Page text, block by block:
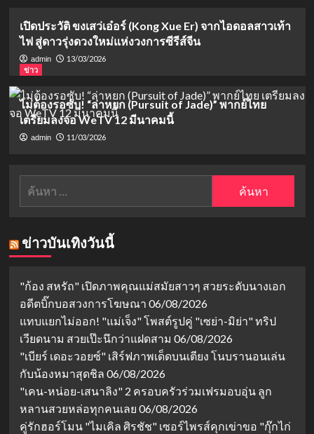
เปิดประวัติ ขงเสว่เอ๋อร์ (Kong Xue Er) จากไอดอลสาวเท้า
ไฟ สู่ดาวรุ่งดวงใหม่แห่งวงการซีรีส์จีน
admin
13/03/2026
ข่าว
ไม่ต้องรอซับ! “ล่าหยก (Pursuit of Jade)” พากย์ไทย
เตรียมลงจอ WeTV 12 มีนาคมนี้
admin 11/03/2026
ค้นหา
ข่าวบันเทิงวันนี้
"ก้อง สหรัถ" เปิดภาพคุณแม่สมัยสาวๆ สวยระดับนางเอก
อดีตบิ๊กบอสวงการโฆษณา 06/08/2026
แทบแยกไม่ออก! "แม่เจ็ง" โพสต์รูปคู่ "เซย่า-มิย่า" ทริป
เวียดนาม สวยเป๊ะนึกว่าแฝดสาม 06/08/2026
"เบียร์ เดอะวอยซ์" เสิร์ฟภาพเด็ดบนเตียง โนบรานอนเล่น
กับน้องหมาสุดชิล 06/08/2026
"เคน-หน่อย-เสนาลิง" 2 ครอบครัวร่วมเฟรมอบอุ่น ลูก
หลานสวยหล่อทุกคนเลย 06/08/2026
คู่รักฮอร์โมน "ไมเคิล ศิรชัช" เซอร์ไพรส์คุกเข่าขอ "กุ๊กไก่